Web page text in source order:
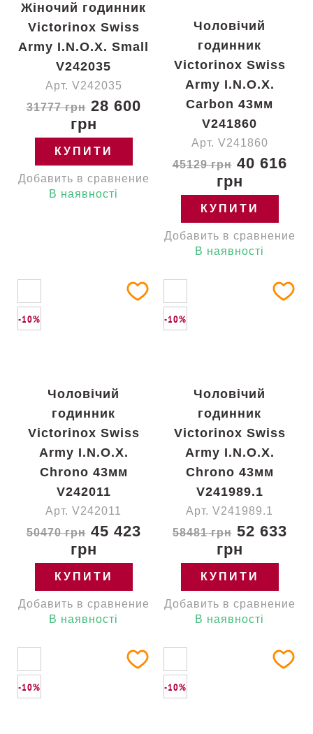
Жіночий годинник
Victorinox Swiss
Army I.N.O.X. Small
V242035
Арт. V242035
31777 грн28 600
грн
КУПИТИ
Добавить в сравнение
В наявності
Чоловічий
годинник
Victorinox Swiss
Army I.N.O.X.
Carbon 43мм
V241860
Арт. V241860
45129 грн40 616
грн
КУПИТИ
Добавить в сравнение
В наявності
-10%
Чоловічий
годинник
Victorinox Swiss
Army I.N.O.X.
Chrono 43мм
V242011
Арт. V242011
50470 грн45 423
грн
КУПИТИ
Добавить в сравнение
В наявності
-10%
Чоловічий
годинник
Victorinox Swiss
Army I.N.O.X.
Chrono 43мм
V241989.1
Арт. V241989.1
58481 грн52 633
грн
КУПИТИ
Добавить в сравнение
В наявності
-10% -10%